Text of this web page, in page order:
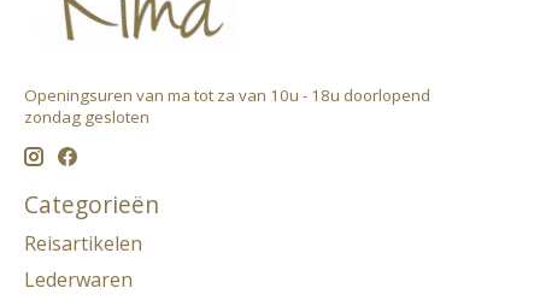
Openingsuren van ma tot za van 10u - 18u doorlopend ​
zondag gesloten
Categorieën
Reisartikelen
Lederwaren